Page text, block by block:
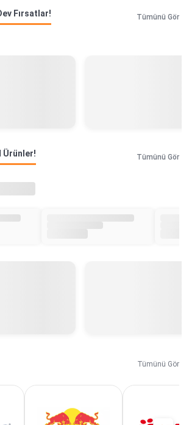
Fırsatlar! Tümünü Gör
Ürünler! Tümünü Gör
Tümünü Gör